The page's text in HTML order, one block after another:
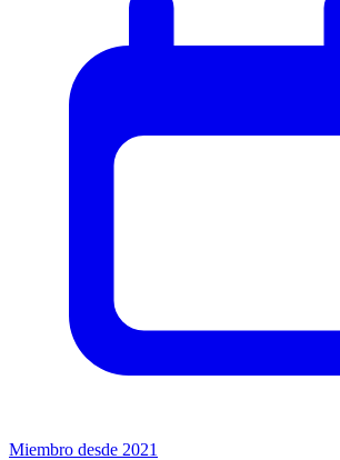
Miembro desde 2021